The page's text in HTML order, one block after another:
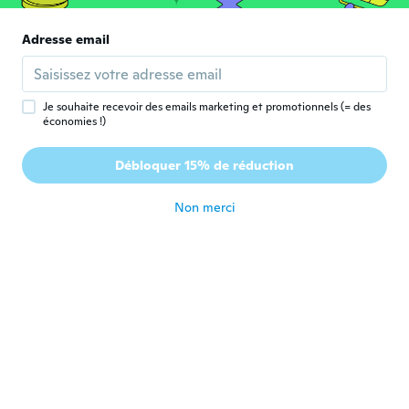
Inscrit depuis 2020 · 160 avis · 2 chargements
perfectly and one fitted good but not
perfect but happy with both.
il y a 5 ans
K Karen
Inscrit depuis 2017 · 162 avis · 23 chargements
I love them they look so nice
Adresse email
Je souhaite recevoir des emails marketing et promotionnels (= des
économies !)
Débloquer 15% de réduction
Non merci